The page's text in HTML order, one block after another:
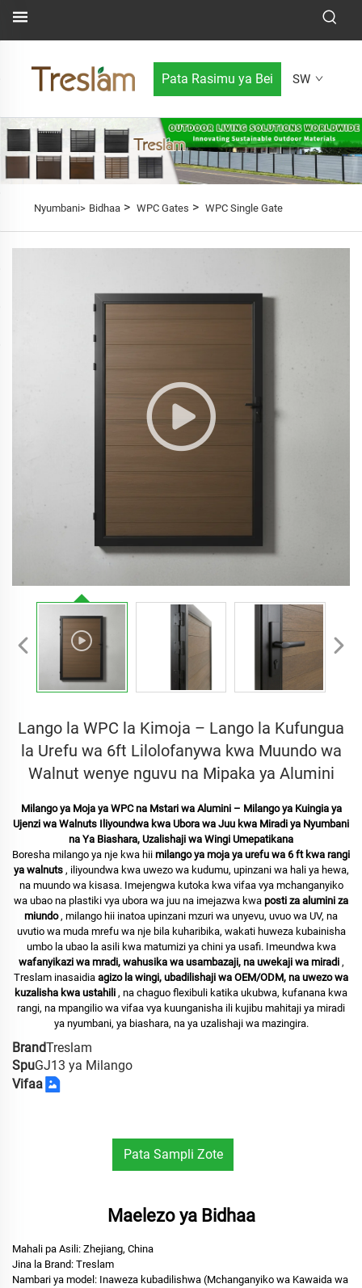
Pata Rasimu ya Bei SW
Nyumbani> Bidhaa> WPC Gates > WPC Single Gate
Lango la WPC la Kimoja – Lango la Kufungua
la Urefu wa 6ft Lilolofanywa kwa Muundo wa
Walnut wenye nguvu na Mipaka ya Alumini
Milango ya Moja ya WPC na Mstari wa Alumini – Milango ya Kuingia ya
Ujenzi wa Walnuts Iliyoundwa kwa Ubora wa Juu kwa Miradi ya Nyumbani
na Ya Biashara, Uzalishaji wa Wingi Umepatikana
Boresha milango ya nje kwa hii milango ya moja ya urefu wa 6 ft kwa rangi
ya walnuts , iliyoundwa kwa uwezo wa kudumu, upinzani wa hali ya hewa,
na muundo wa kisasa. Imejengwa kutoka kwa vifaa vya mchanganyiko
wa ubao na plastiki vya ubora wa juu na imejazwa kwa posti za alumini za
miundo, milango hii inatoa upinzani mzuri wa unyevu, uvuo wa UV, na
uvutio wa muda mrefu wa nje bila kuharibika, wakati huweza kubainisha
umbo la ubao la asili kwa matumizi ya chini ya usafi. Imeundwa kwa
wafanyikazi wa mradi, wahusika wa usambazaji, na uwekaji wa miradi ,
Treslam inasaidia agizo la wingi, ubadilishaji wa OEM/ODM, na uwezo wa
kuzalisha kwa ustahili , na chaguo flexibuli katika ukubwa, kufanana kwa
rangi, na mpangilio wa vifaa vya kuunganisha ili kujibu mahitaji ya miradi
ya nyumbani, ya biashara, na ya uzalishaji wa mazingira.
BrandTreslam
SpuGJ13 ya Milango
Vifaa
Pata Sampli Zote
Maelezo ya Bidhaa
Mahali pa Asili: Zhejiang, China
Jina la Brand: Treslam
Nambari ya model: Inaweza kubadilishwa (Mchanganyiko wa Kawaida wa